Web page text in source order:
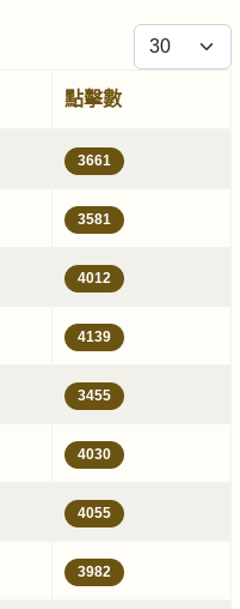
每頁顯示條
點擊數
3661
3581
4012
4139
3455
4030
4055
3982